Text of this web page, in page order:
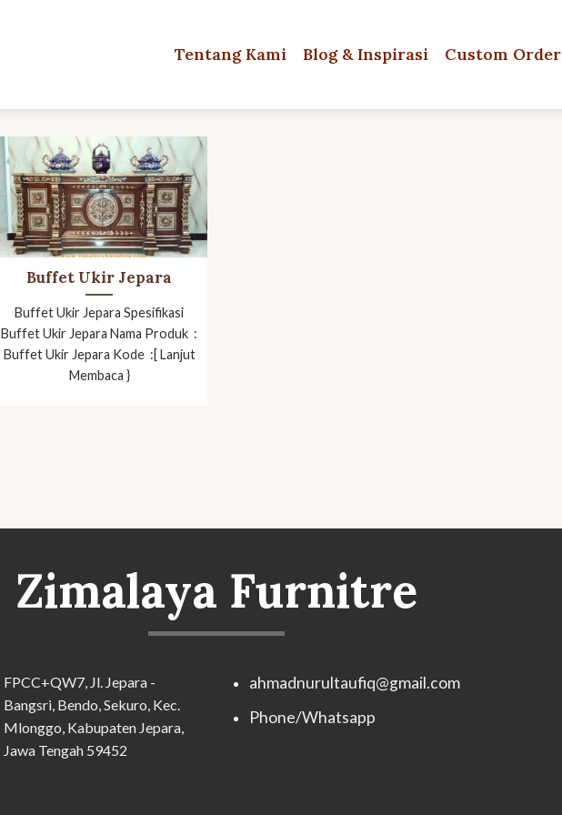
Tentang Kami Blog & Inspirasi Custom Order
Buffet Ukir Jepara
Buffet Ukir Jepara Spesifikasi
Buffet Ukir Jepara Nama Produk :
Buffet Ukir Jepara Kode :[ Lanjut
Membaca }
Zimalaya Furnitre
FPCC+QW7, Jl. Jepara -
Bangsri, Bendo, Sekuro, Kec.
Mlonggo, Kabupaten Jepara,
Jawa Tengah 59452
ahmadnurultaufiq@gmail.com
Phone/Whatsapp